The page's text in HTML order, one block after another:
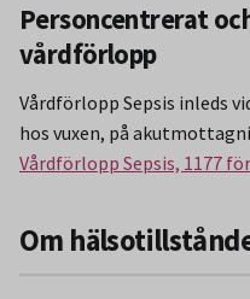
Personcentrerat
vårdförlopp
Vårdförlopp Sepsis inleds
hos vuxen, på
Vårdförlopp Sepsis, 1177
Om